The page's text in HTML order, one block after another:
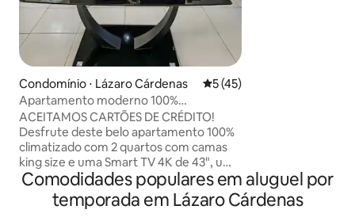
Condomínio ⋅ Lázaro Cárdenas 5 de uma avaliação média
5 (45)
Apartamento moderno 100%
climatizado • Camas king size
ACEITAMOS CARTÕES DE CRÉDITO!
Desfrute deste belo apartamento 100%
climatizado com 2 quartos com camas
king size e uma Smart TV 4K de 43", um
home theater com uma Smart TV 4K de
65", Netflix e YouTube, internet de alta
velocidade (138 Mbps), estacionamento
Comodidades populares em aluguel por
temporada em Lázaro Cárdenas